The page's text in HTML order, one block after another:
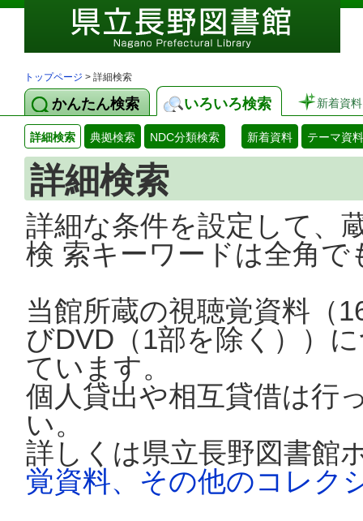
トップページ > 詳細検索
かんたん検索 いろいろ検索 新着資料
詳細検索 典拠検索 NDC分類検索 新着資料 テーマ資料
詳細検索
詳細な条件を設定して、
検 索キーワードは全角
当館所蔵の視聴覚資料（
びDVD（1部を除く））
ています。
個人貸出や相互貸借は行
い。
詳しくは県立長野図書館
覚資料、その他のコレク